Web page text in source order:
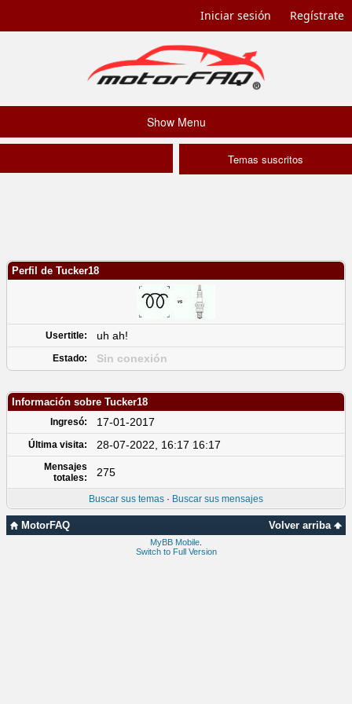
Iniciar sesión Regístrate
Show Menu
Temas suscritos
Perfil de Tucker18
Usertitle: uh ah!
Estado: Sin conexión
Información sobre Tucker18
Ingresó: 17-01-2017
Última visita: 28-07-2022, 16:17 16:17
Mensajes
totales:
275
Buscar sus temas · Buscar sus mensajes
Volver arriba
MotorFAQ
MyBB Mobile
Switch to Full Version